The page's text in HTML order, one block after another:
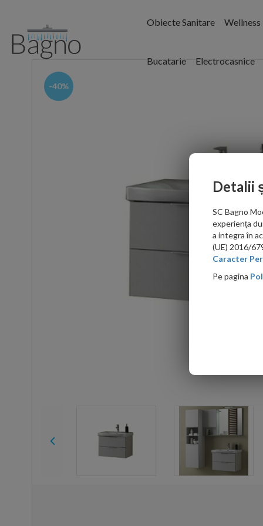
Obiecte Sanitare Wellness
Bucatarie Electrocasnice
-40%
Detalii
SC Bagno
experiența
a integra în
(UE) 2016/
Caracter
Pe pagina